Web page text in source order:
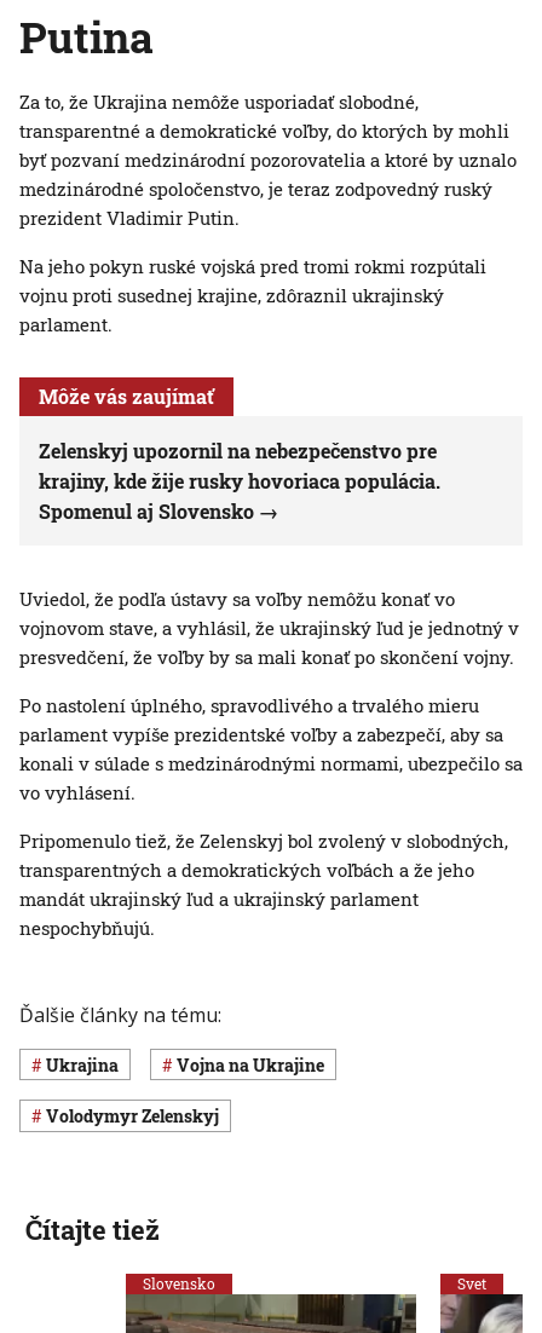
Putina
Za to, že Ukrajina nemôže usporiadať slobodné,
transparentné a demokratické voľby, do ktorých by mohli
byť pozvaní medzinárodní pozorovatelia a ktoré by uznalo
medzinárodné spoločenstvo, je teraz zodpovedný ruský
prezident Vladimir Putin.
Na jeho pokyn ruské vojská pred tromi rokmi rozpútali
vojnu proti susednej krajine, zdôraznil ukrajinský
parlament.
Môže vás zaujímať
Zelenskyj upozornil na nebezpečenstvo pre
krajiny, kde žije rusky hovoriaca populácia.
Spomenul aj Slovensko
Uviedol, že podľa ústavy sa voľby nemôžu konať vo
vojnovom stave, a vyhlásil, že ukrajinský ľud je jednotný v
presvedčení, že voľby by sa mali konať po skončení vojny.
Po nastolení úplného, spravodlivého a trvalého mieru
parlament vypíše prezidentské voľby a zabezpečí, aby sa
konali v súlade s medzinárodnými normami, ubezpečilo sa
vo vyhlásení.
Pripomenulo tiež, že Zelenskyj bol zvolený v slobodných,
transparentných a demokratických voľbách a že jeho
mandát ukrajinský ľud a ukrajinský parlament
nespochybňujú.
Ďalšie články na tému:
Ukrajina vojna na Ukrajine
Volodymyr Zelenskyj
Čítajte tiež
Slovensko Svet